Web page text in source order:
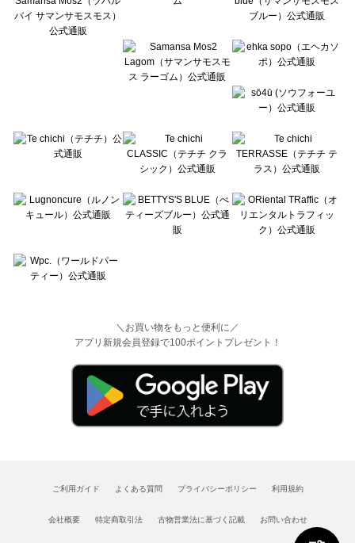
BETTY'S BLUE（べティーズブルー）のワンピース一覧
Wpc.（ワールドパーティー）のワンピース一覧
＼お買い物をもっと便利に／
アプリ新規会員登録で100ポイントプレゼント！
ご利用ガイド よくある質問 プライバシーポリシー 利用規約
会社概要 特定商取引法 古物営業法に基づく記載 お問い合わせ